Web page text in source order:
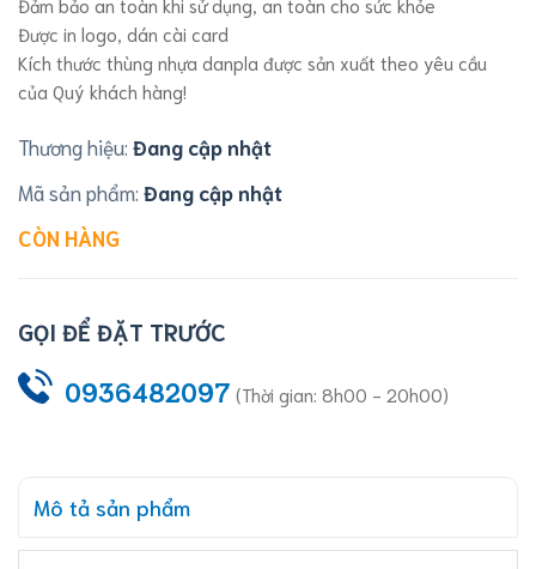
Đảm bảo an toàn khi sử dụng, an toàn cho sức khỏe
Được in logo, dán cài card
Kích thước thùng nhựa danpla được sản xuất theo yêu cầu
của Quý khách hàng!
Thương hiệu: Đang cập nhật
Mã sản phẩm: Đang cập nhật
CÒN HÀNG
GỌI ĐỂ ĐẶT TRƯỚC
0936482097 (Thời gian: 8h00 - 20h00)
Mô tả sản phẩm